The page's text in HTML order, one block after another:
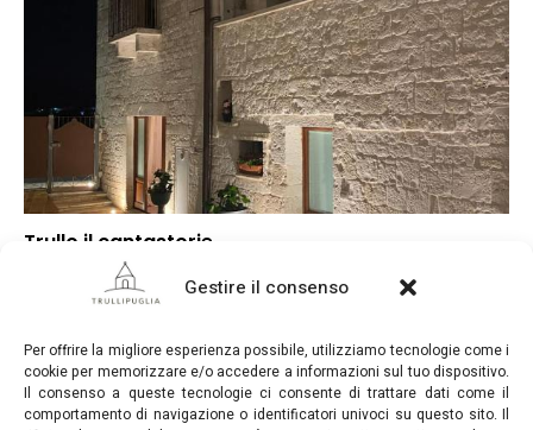
Gestire il consenso
Per offrire la migliore esperienza possibile, utilizziamo tecnologie come i
cookie per memorizzare e/o accedere a informazioni sul tuo dispositivo.
Il consenso a queste tecnologie ci consente di trattare dati come il
comportamento di navigazione o identificatori univoci su questo sito. Il
Trullo il cantastorie
Punteggio globale
–Rapporto qualità/prezzo